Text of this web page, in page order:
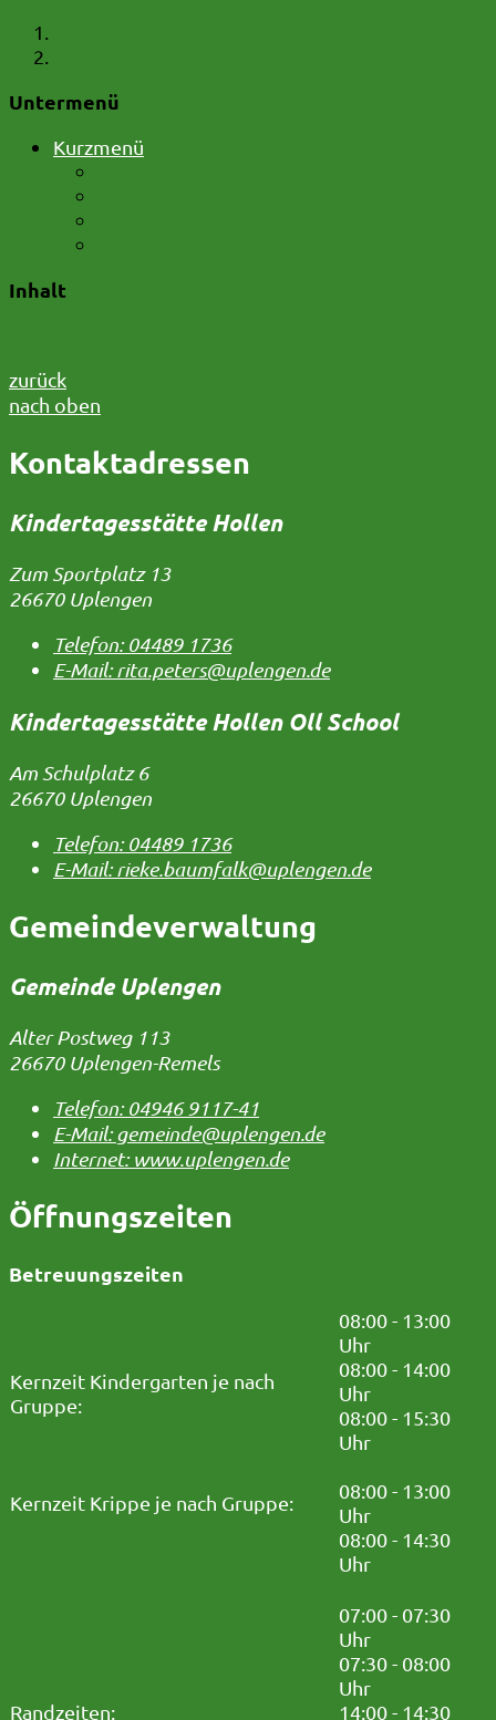
Untermenü
Kurzmenü
Inhalt
zurück
nach oben
Kontaktadressen
Kindertagesstätte Hollen
Zum Sportplatz 13
26670 Uplengen
Telefon:04489 1736
E-Mail:rita.peters@uplengen.de
Kindertagesstätte Hollen Oll School
Am Schulplatz 6
26670 Uplengen
Telefon:04489 1736
E-Mail:rieke.baumfalk@uplengen.de
Gemeindeverwaltung
Gemeinde Uplengen
Alter Postweg 113
26670 Uplengen-Remels
Telefon:04946 9117-41
E-Mail:gemeinde@uplengen.de
Internet:www.uplengen.de
Öffnungszeiten
Betreuungszeiten
Kernzeit Kindergarten je nach
Gruppe:
Kernzeit Krippe je nach Gruppe:
08:00 - 13:00
Uhr
08:00 - 14:00
Uhr
08:00 - 15:30
Uhr
08:00 - 13:00
Uhr
08:00 - 14:30
Uhr
Randzeiten:
07:00 - 07:30
Uhr
07:30 - 08:00
Uhr
14:00 - 14:30